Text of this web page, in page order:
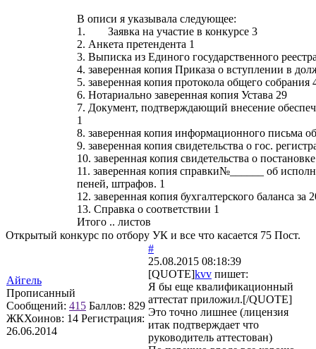
В описи я указывала следующее:
1. Заявка на участие в конкурсе 3
2. Анкета претендента 1
3. Выписка из Единого государственного
4. заверенная копия Приказа о вступлении в
5. заверенная копия протокола общего собрания
6. Нотариально заверенная копия Устава 29
7. Документ, подтверждающий внесение
1
8. заверенная копия информационного письма
9. заверенная копия свидетельства о гос.
10. заверенная копия свидетельства о
11. заверенная копия справки№______ об
пеней, штрафов. 1
12. заверенная копия бухгалтерского баланса
13. Справка о соответствии 1
Итого .. листов
Открытый конкурс по отбору УК и все что касается 75 Пост.
Айгель
Прописанный
Сообщений: 415 Баллов: 829
ЖКХоинов: 14 Регистрация:
26.06.2014
#
25.08.2015 08:18:39
[QUOTE]kvv пишет:
Я бы еще квалификационный
аттестат приложил.[/QUOTE]
Это точно лишнее (лицензия
итак подтверждает что
руководитель аттестован)